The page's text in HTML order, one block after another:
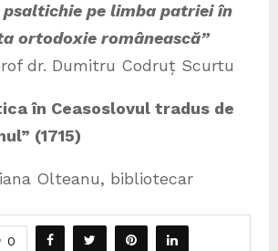
psaltichie pe limba patriei în
ortodoxie românească”
dr. Dumitru Codruț Scurtu
în Ceasoslovul tradus de
(1715)
Olteanu, bibliotecar
0